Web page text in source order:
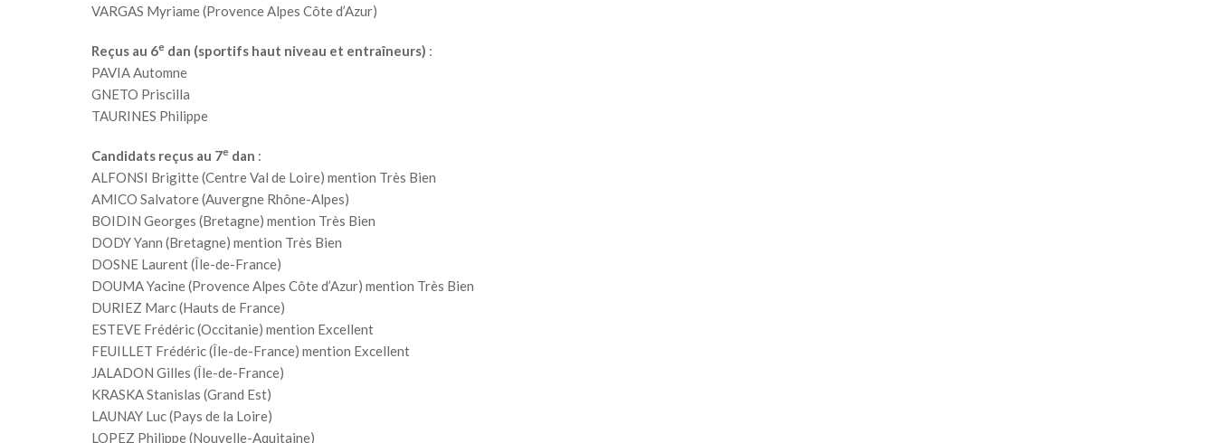
VARGAS Myriame (Provence Alpes Côte d’Azur)
Reçus au 6e dan (sportifs haut niveau et entraîneurs) :
PAVIA Automne
GNETO Priscilla
TAURINES Philippe
Candidats reçus au 7e dan :
ALFONSI Brigitte (Centre Val de Loire) mention Très Bien
AMICO Salvatore (Auvergne Rhône-Alpes)
BOIDIN Georges (Bretagne) mention Très Bien
DODY Yann (Bretagne) mention Très Bien
DOSNE Laurent (Île-de-France)
DOUMA Yacine (Provence Alpes Côte d’Azur) mention Très Bien
DURIEZ Marc (Hauts de France)
ESTEVE Frédéric (Occitanie) mention Excellent
FEUILLET Frédéric (Île-de-France) mention Excellent
JALADON Gilles (Île-de-France)
KRASKA Stanislas (Grand Est)
LAUNAY Luc (Pays de la Loire)
LOPEZ Philippe (Nouvelle-Aquitaine)